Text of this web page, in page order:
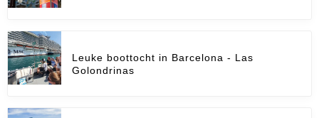
Leuke boottocht in Barcelona - Las
Golondrinas